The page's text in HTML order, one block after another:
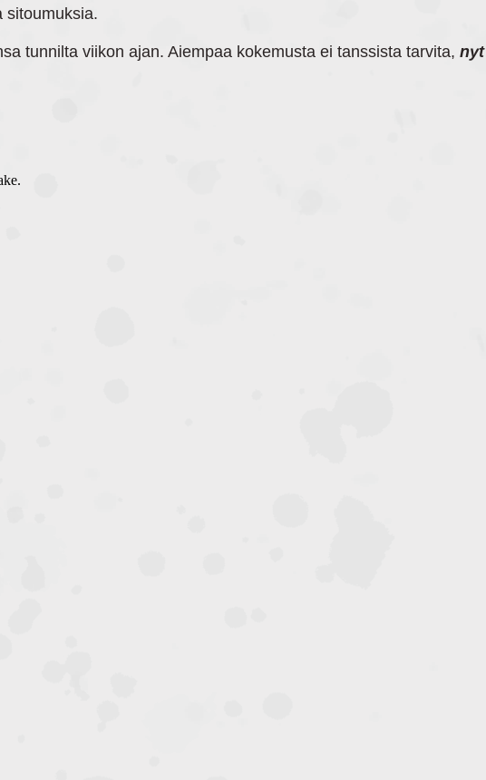
sitoumuksia.
tunnilta viikon ajan. Aiempaa kokemusta ei tanssista tarvita,